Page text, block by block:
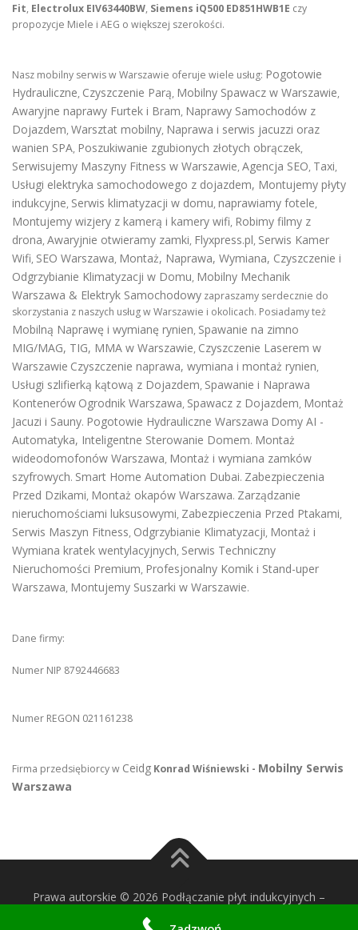
Fit, Electrolux EIV63440BW, Siemens iQ500 ED851HWB1E czy
propozycje Miele i AEG o większej szerokości.
Nasz mobilny serwis w Warszawie oferuje wiele usług: Pogotowie
Hydrauliczne, Czyszczenie Parą, Mobilny Spawacz w Warszawie,
Awaryjne naprawy Furtek i Bram, Naprawy Samochodów z
Dojazdem, Warsztat mobilny, Naprawa i serwis jacuzzi oraz
wanien SPA, Poszukiwanie zgubionych złotych obrączek,
Serwisujemy Maszyny Fitness w Warszawie, Agencja SEO, Taxi,
Usługi elektryka samochodowego z dojazdem, Montujemy płyty
indukcyjne, Serwis klimatyzacji w domu, naprawiamy fotele,
Montujemy wizjery z kamerą i kamery wifi, Robimy filmy z
drona, Awaryjnie otwieramy zamki, Flyxpress.pl, Serwis Kamer
Wifi, SEO Warszawa, Montaż, Naprawa, Wymiana, Czyszczenie i
Odgrzybianie Klimatyzacji w Domu, Mobilny Mechanik
Warszawa & Elektryk Samochodowy zapraszamy serdecznie do
skorzystania z naszych usług w Warszawie i okolicach. Posiadamy też
Mobilną Naprawę i wymianę rynien, Spawanie na zimno
MIG/MAG, TIG, MMA w Warszawie, Czyszczenie Laserem w
Warszawie Czyszczenie naprawa, wymiana i montaż rynien,
Usługi szlifierką kątową z Dojazdem, Spawanie i Naprawa
Kontenerów Ogrodnik Warszawa, Spawacz z Dojazdem, Montaż
Jacuzi i Sauny. Pogotowie Hydrauliczne Warszawa Domy AI -
Automatyka, Inteligentne Sterowanie Domem. Montaż
wideodomofonów Warszawa, Montaż i wymiana zamków
szyfrowych. Smart Home Automation Dubai. Zabezpieczenia
Przed Dzikami, Montaż okapów Warszawa. Zarządzanie
nieruchomościami luksusowymi, Zabezpieczenia Przed Ptakami,
Serwis Maszyn Fitness, Odgrzybianie Klimatyzacji, Montaż i
Wymiana kratek wentylacyjnych, Serwis Techniczny
Nieruchomości Premium, Profesjonalny Komik i Stand-uper
Warszawa, Montujemy Suszarki w Warszawie.
Dane firmy:
Numer NIP 8792446683
Numer REGON 021161238
Firma przedsiębiorcy w Ceidg Konrad Wiśniewski - Mobilny Serwis
Warszawa
Prawa autorskie © 2026 Podłączanie płyt indukcyjnych –
motyw wg FameThemes